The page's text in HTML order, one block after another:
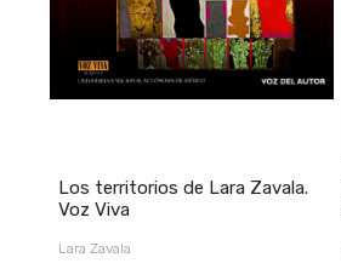
Los territorios de Lara Zavala.
Voz Viva
Lara Zavala